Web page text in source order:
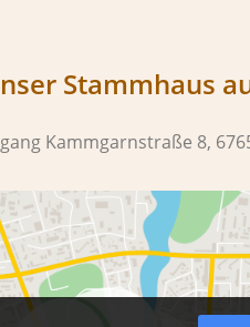
Stammhaus
Kammgarnstraße 8,